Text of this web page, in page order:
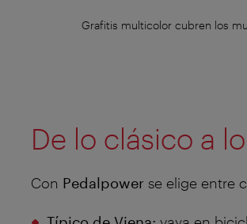
Grafitis multicolor cubren los
De lo clásico a
Con Pedalpower se elige entre